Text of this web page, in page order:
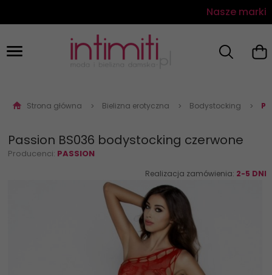
Nasze marki
Strona główna Bielizna erotyczna Bodystocking
Passion BS036 bodystocking czerwone
Producenci: PASSION
Realizacja zamówienia: 2-5 DNI